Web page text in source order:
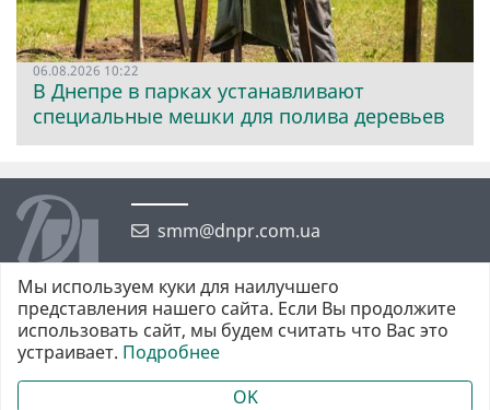
06.08.2026 10:22
В Днепре в парках устанавливают
специальные мешки для полива деревьев
smm@dnpr.com.ua
©2026 https://dnpr.com.ua Дніпровська порадниця
Всі права захищені. При повному або частковому використанні
матеріалів обов'язкове активне гіперпосилання у першому абзаці.
Мы используем куки для наилучшего
представления нашего сайта. Если Вы продолжите
использовать сайт, мы будем считать что Вас это
устраивает. Подробнее
OK